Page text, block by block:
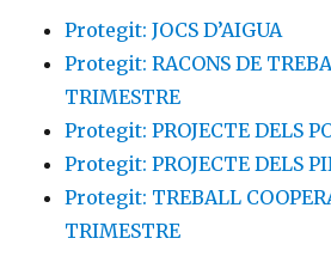
Protegit: JOCS D’AIGUA
Protegit: RACONS DE
TRIMESTRE
Protegit: PROJECTE DELS
Protegit: PROJECTE DELS
Protegit: TREBALL
TRIMESTRE